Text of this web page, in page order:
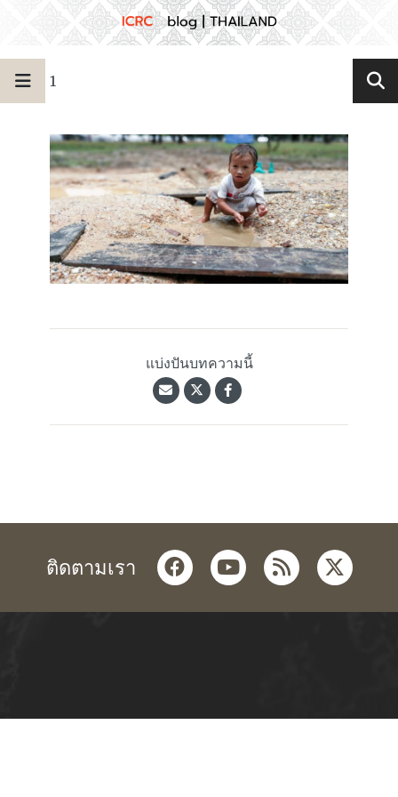
1
แบ่งปันบทความนี้
ติดตามเรา facebookyoutube
rss twitter